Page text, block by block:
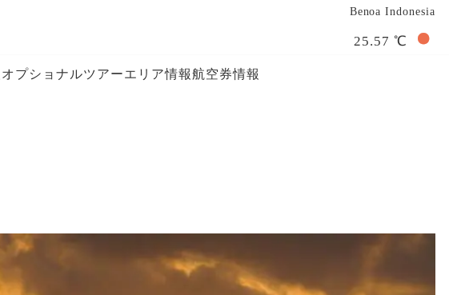
Benoa Indonesia
25.57 ℃
オプショナルツアーエリア情報航空券情報